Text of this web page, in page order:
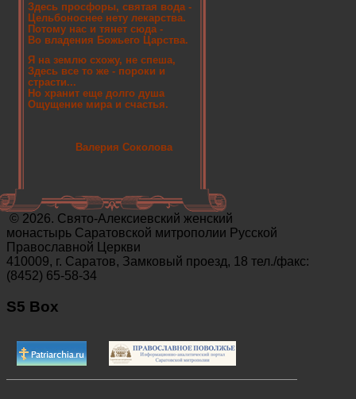
Здесь просфоры, святая вода -
Цельбоноснее нету лекарства.
Потому нас и тянет сюда -
Во владения Божьего Царства.
Я на землю схожу, не спеша,
Здесь все то же - пороки и
страсти...
Но хранит еще долго душа
Ощущение мира и счастья.
Валерия Соколова
© 2026. Свято-Алексиевский женский
монастырь Саратовской митрополии Русской
Православной Церкви
410009, г. Саратов, Замковый проезд, 18 тел./факс:
(8452) 65-58-34
S5 Box